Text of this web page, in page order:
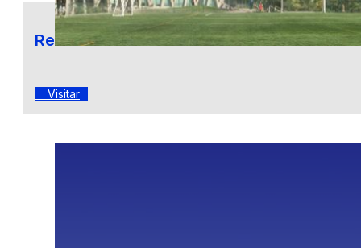
Revista Mirada FEN
Visitar